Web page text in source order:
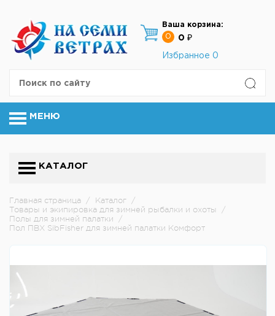
Ваша корзина:
0
0 ₽
Избранное 0
МЕНЮ
КАТАЛОГ
Главная страница / Каталог /
Товары и экипировка для зимней рыбалки и охоты
/
Полы для зимней палатки
/
Пол ПВХ SibFisher для зимней палатки Комфорт